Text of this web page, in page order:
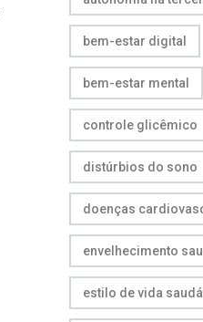
bem-estar digital
bem-estar mental
controle glicêmico
distúrbios do sono
doenças
envelhecimento
estilo de vida